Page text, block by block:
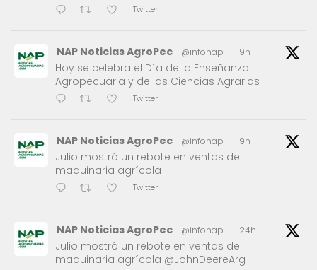
Twitter
NAP Noticias AgroPec @infonap · 9h
Hoy se celebra el Día de la Enseñanza
Agropecuaria y de las Ciencias Agrarias
Twitter
NAP Noticias AgroPec @infonap · 9h
Julio mostró un rebote en ventas de
maquinaria agrícola
Twitter
NAP Noticias AgroPec @infonap · 24h
Julio mostró un rebote en ventas de
maquinaria agrícola @JohnDeereArg